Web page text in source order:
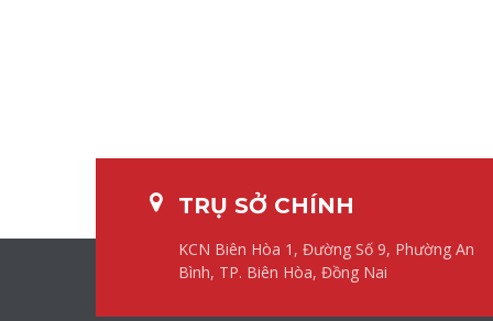
TRỤ SỞ CHÍNH
KCN Biên Hòa 1, Đường Số 9, Phường An
Bình, TP. Biên Hòa, Đồng Nai